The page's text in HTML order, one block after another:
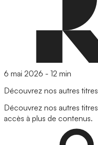
6 mai 2026 - 12 min
Découvrez nos autres titres
Découvrez nos autres
accès à plus de contenus.